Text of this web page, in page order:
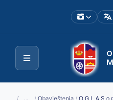
/ ... / Obavještenja /